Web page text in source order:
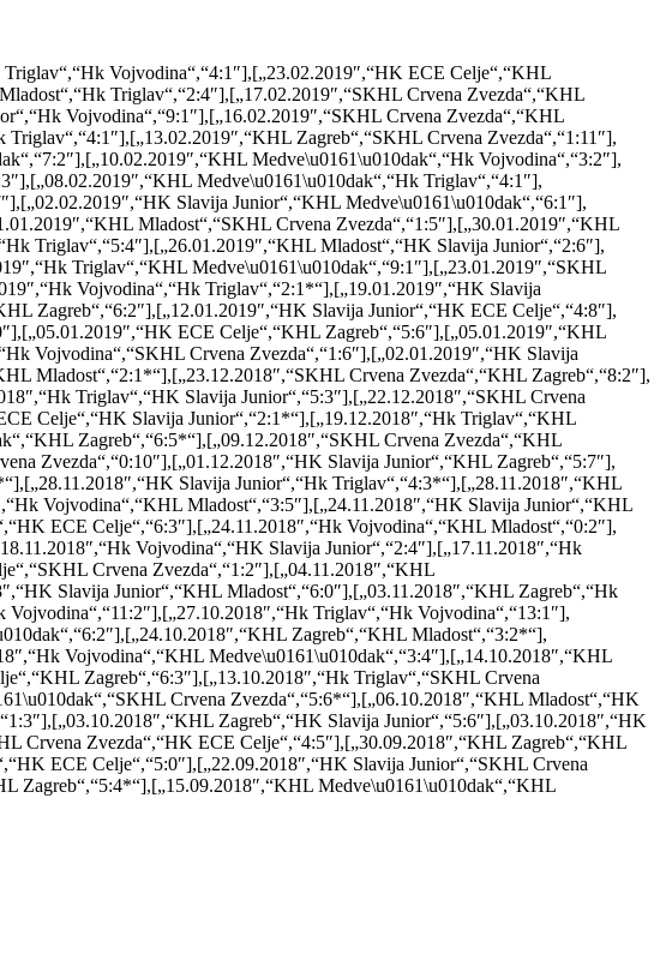
Vojvodina“,“4:1″],[„23.02.2019″,“HK ECE Celje“,“KHL
Triglav“,“2:4″],[„17.02.2019″,“SKHL Crvena Zvezda“,“KHL
Vojvodina“,“9:1″],[„16.02.2019″,“SKHL Crvena Zvezda“,“KHL
Zagreb“,“SKHL Crvena Zvezda“,“1:11″],
Medve\u0161\u010dak“,“Hk Vojvodina“,“3:2″],
Medve\u0161\u010dak“,“Hk Triglav“,“4:1″],
Slavija Junior“,“KHL Medve\u0161\u010dak“,“6:1″],
Mladost“,“SKHL Crvena Zvezda“,“1:5″],[„30.01.2019″,“KHL
Triglav“,“5:4″],[„26.01.2019″,“KHL Mladost“,“HK Slavija Junior“,“2:6″],
Triglav“,“KHL Medve\u0161\u010dak“,“9:1″],[„23.01.2019″,“SKHL
Vojvodina“,“Hk Triglav“,“2:1*“],[„19.01.2019″,“HK Slavija
Zagreb“,“6:2″],[„12.01.2019″,“HK Slavija Junior“,“HK ECE Celje“,“4:8″],
ECE Celje“,“KHL Zagreb“,“5:6″],[„05.01.2019″,“KHL
Vojvodina“,“SKHL Crvena Zvezda“,“1:6″],[„02.01.2019″,“HK Slavija
Mladost“,“2:1*“],[„23.12.2018″,“SKHL Crvena Zvezda“,“KHL Zagreb“,“8:2″],
Triglav“,“HK Slavija Junior“,“5:3″],[„22.12.2018″,“SKHL Crvena
Celje“,“HK Slavija Junior“,“2:1*“],[„19.12.2018″,“Hk Triglav“,“KHL
Zagreb“,“6:5*“],[„09.12.2018″,“SKHL Crvena Zvezda“,“KHL
Zvezda“,“0:10″],[„01.12.2018″,“HK Slavija Junior“,“KHL Zagreb“,“5:7″],
Slavija Junior“,“Hk Triglav“,“4:3*“],[„28.11.2018″,“KHL
Vojvodina“,“KHL Mladost“,“3:5″],[„24.11.2018″,“HK Slavija Junior“,“KHL
ECE Celje“,“6:3″],[„24.11.2018″,“Hk Vojvodina“,“KHL Mladost“,“0:2″],
Vojvodina“,“HK Slavija Junior“,“2:4″],[„17.11.2018″,“Hk
Crvena Zvezda“,“1:2″],[„04.11.2018″,“KHL
Slavija Junior“,“KHL Mladost“,“6:0″],[„03.11.2018″,“KHL Zagreb“,“Hk
Triglav“,“Hk Vojvodina“,“13:1″],
Zagreb“,“KHL Mladost“,“3:2*“],
Vojvodina“,“KHL Medve\u0161\u010dak“,“3:4″],[„14.10.2018″,“KHL
Zagreb“,“6:3″],[„13.10.2018″,“Hk Triglav“,“SKHL Crvena
Crvena Zvezda“,“5:6*“],[„06.10.2018″,“KHL Mladost“,“HK
Zagreb“,“HK Slavija Junior“,“5:6″],[„03.10.2018″,“HK
Crvena Zvezda“,“HK ECE Celje“,“4:5″],[„30.09.2018″,“KHL Zagreb“,“KHL
ECE Celje“,“5:0″],[„22.09.2018″,“HK Slavija Junior“,“SKHL Crvena
Zagreb“,“5:4*“],[„15.09.2018″,“KHL Medve\u0161\u010dak“,“KHL